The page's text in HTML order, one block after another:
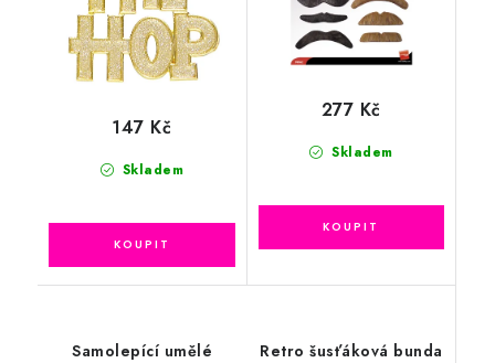
Skladem
147 Kč
Skladem
277 Kč
Samolepící umělé
Retro šusťáková bunda